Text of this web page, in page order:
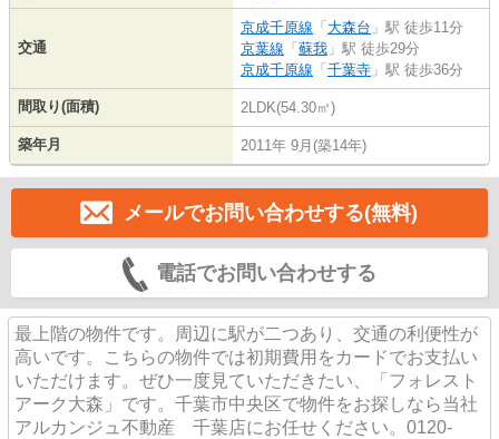
交通
京成千原線 「 大森台 」駅 徒歩11分
京葉線 「 蘇我 」駅 徒歩29分
京成千原線 「 千葉寺 」駅 徒歩36分
間取り(面積) 2LDK(54.30㎡)
築年月 2011年 9月(築14年)
メールでお問い合わせする(無料)
電話でお問い合わせする
最上階の物件です。周辺に駅が二つあり、交通の利便性が
高いです。こちらの物件では初期費用をカードでお支払い
いただけます。ぜひ一度見ていただきたい、「フォレスト
アーク大森」です。千葉市中央区で物件をお探しなら当社
アルカンジュ不動産 千葉店にお任せください。0120-